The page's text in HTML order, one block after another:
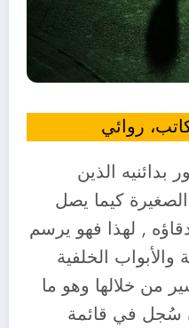
روائي
الذين
كيما يصل
, لهذا فهو يرسم
الخلفية
من خلالها وهو ما
سُجل في قائمة